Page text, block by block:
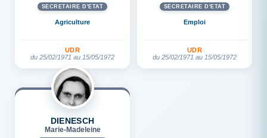
SECRÉTAIRE D'ETAT
Agriculture
UDR
du 25/02/1971 au 15/05/1972
SECRÉTAIRE D'ETAT
Emploi
UDR
du 25/02/1971 au 15/05/1972
DIENESCH
Marie-Madeleine